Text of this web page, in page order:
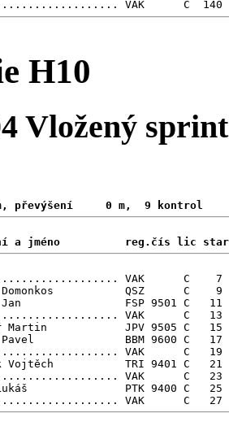
H10
Vložený
převýšení     0 m,  9 kontrol
a jméno          reg.čís lic
VAK      C    7
QSZ      C    9
FSP 9501 C   11
VAK      C   13
Martin            JPV 9505 C   15
BBM 9600 C   17
VAK      C   19
Vojtěch           TRI 9401 C   21
VAK      C   23
PTK 9400 C   25